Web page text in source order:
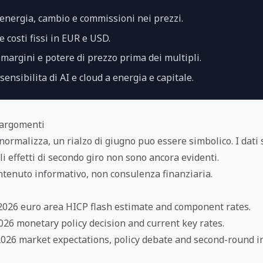
cambio e commissioni nei prezzi.
costi fissi in EUR e USD.
e potere di prezzo prima dei multipli.
di AI e cloud a energia e capitale.
un rialzo di giugno puo essere simbolico. I dati
effetti di secondo giro non sono ancora evidenti.
informativo, non consulenza finanziaria.
euro area HICP flash estimate and component rates.
monetary policy decision and current key rates.
market expectations, policy debate and second-round